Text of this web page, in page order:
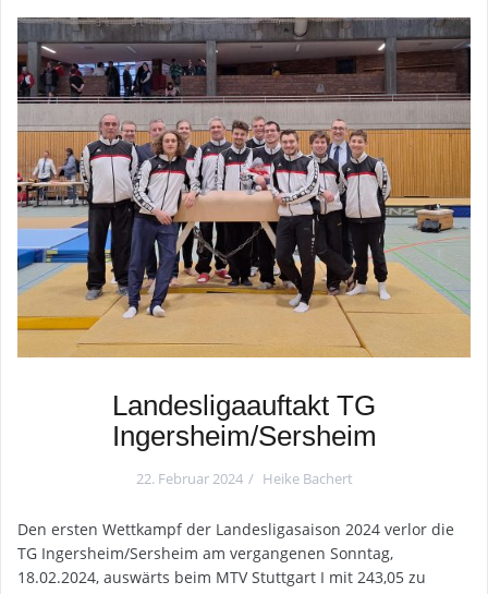
Landesligaauftakt TG
Ingersheim/Sersheim
22. Februar 2024 Heike Bachert
Den ersten Wettkampf der Landesligasaison 2024 verlor die
TG Ingersheim/Sersheim am vergangenen Sonntag,
18.02.2024, auswärts beim MTV Stuttgart I mit 243,05 zu